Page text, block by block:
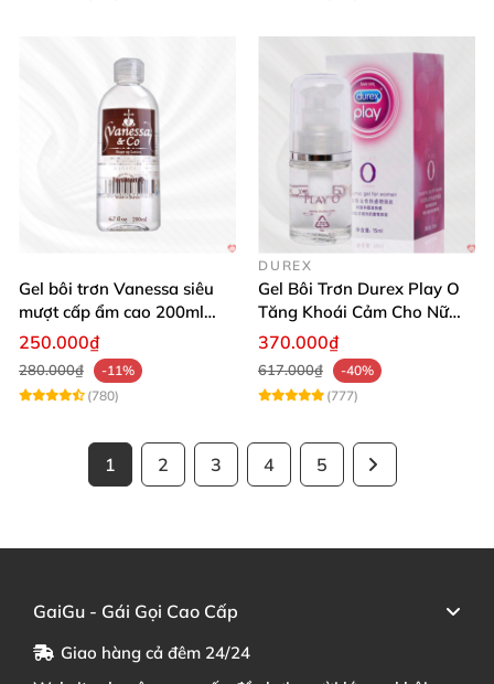
Gel bôi trơn Vanessa siêu
mượt cấp ẩm cao 200ml
tăng khoái cảm
250.000₫
280.000₫
-11%
(780)
DUREX
Gel Bôi Trơn Durex Play O
Tăng Khoái Cảm Cho Nữ
Mua Sắm Ngay
370.000₫
617.000₫
-40%
(777)
1 2 3 4 5
GaiGu - Gái Gọi Cao Cấp
Giao hàng cả đêm 24/24